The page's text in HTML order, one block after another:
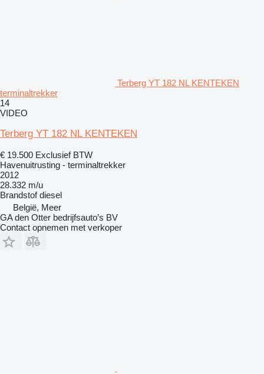
Terberg YT 182 NL KENTEKEN
terminaltrekker
14
VIDEO
Terberg YT 182 NL KENTEKEN
€ 19.500 Exclusief BTW
Havenuitrusting - terminaltrekker
2012
28.332 m/u
Brandstof diesel
België, Meer
GA den Otter bedrijfsauto’s BV
Contact opnemen met verkoper